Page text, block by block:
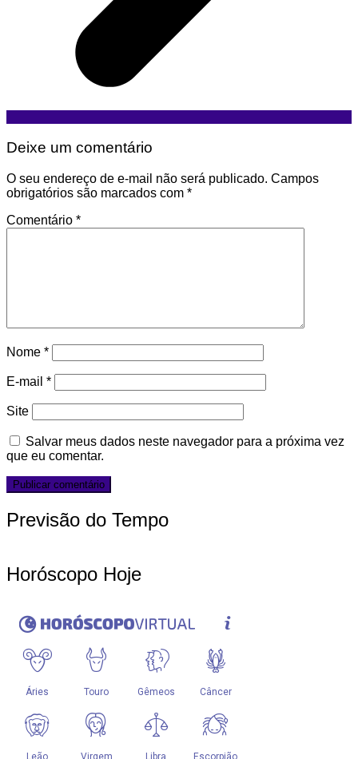
Deixe um comentário
O seu endereço de e-mail não será publicado. Campos
obrigatórios são marcados com *
Comentário *
Nome *
E-mail *
Site
Salvar meus dados neste navegador para a próxima vez
que eu comentar.
Previsão do Tempo
Horóscopo Hoje